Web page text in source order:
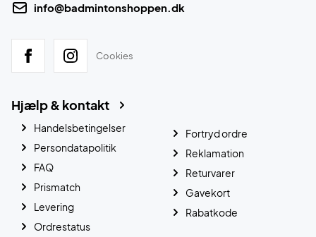
info@badmintonshoppen.dk
Cookies
Hjælp & kontakt
Handelsbetingelser
Persondatapolitik
FAQ
Prismatch
Levering
Ordrestatus
Fortryd ordre
Reklamation
Returvarer
Gavekort
Rabatkode